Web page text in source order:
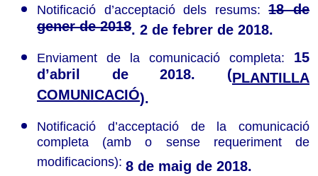
Notificació d’acceptació dels resums:18 de
gener de 2018. 2 de febrer de 2018.
Enviament de la comunicació completa: 15
d’abril de 2018. (PLANTILLA
COMUNICACIÓ).
Notificació d’acceptació de la comunicació
completa (amb o sense requeriment de
modificacions): 8 de maig de 2018.